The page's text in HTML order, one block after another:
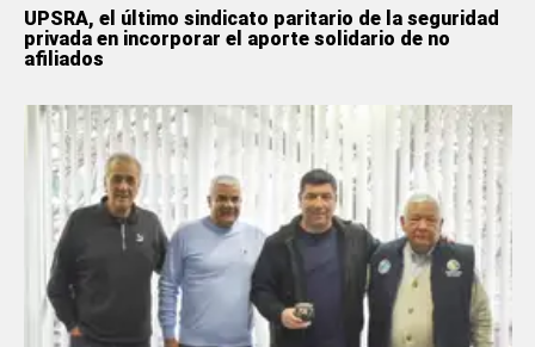
UPSRA, el último sindicato paritario de la seguridad
privada en incorporar el aporte solidario de no
afiliados